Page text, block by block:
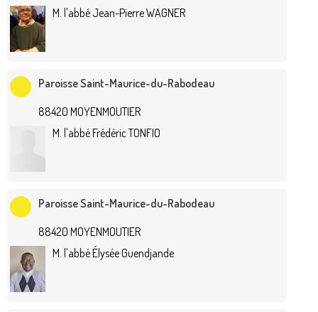
M. l'abbé Jean-Pierre WAGNER
Paroisse Saint-Maurice-du-Rabodeau
88420 MOYENMOUTIER
M. l'abbé Frédéric TONFIO
Paroisse Saint-Maurice-du-Rabodeau
88420 MOYENMOUTIER
M. l'abbé Élysée Guendjande